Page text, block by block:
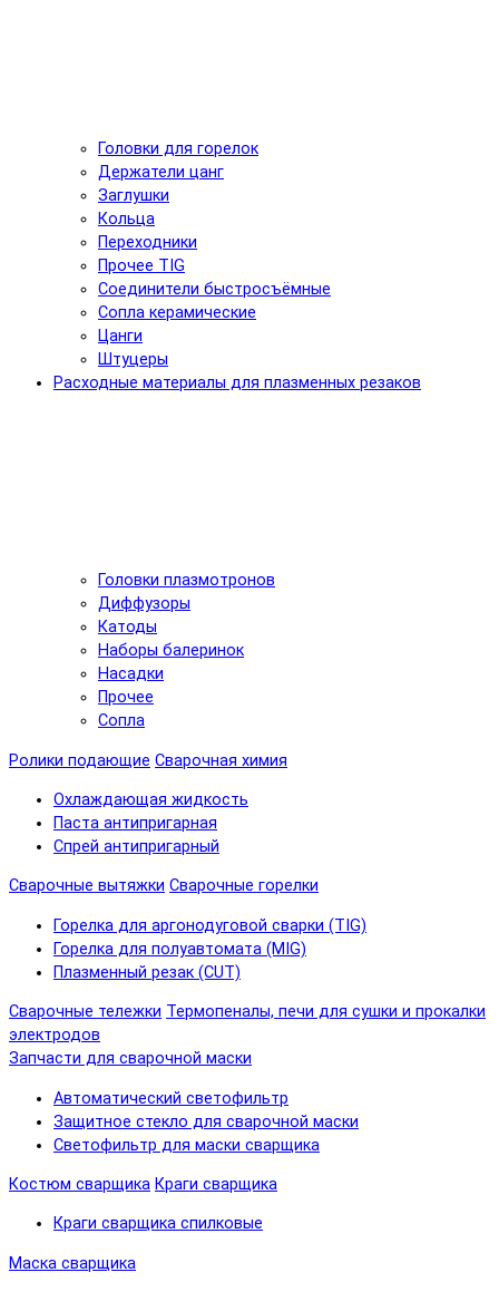
Головки для горелок
Держатели цанг
Заглушки
Кольца
Переходники
Прочее TIG
Соединители быстросъёмные
Сопла керамические
Цанги
Штуцеры
Расходные материалы для плазменных резаков
Головки плазмотронов
Диффузоры
Катоды
Наборы балеринок
Насадки
Прочее
Сопла
Ролики подающие Сварочная химия
Охлаждающая жидкость
Паста антипригарная
Спрей антипригарный
Сварочные вытяжки Сварочные горелки
Горелка для аргонодуговой сварки (TIG)
Горелка для полуавтомата (MIG)
Плазменный резак (CUT)
Сварочные тележки Термопеналы, печи для сушки и прокалки
электродов
Запчасти для сварочной маски
Автоматический светофильтр
Защитное стекло для сварочной маски
Светофильтр для маски сварщика
Костюм сварщика Краги сварщика
Краги сварщика спилковые
Маска сварщика